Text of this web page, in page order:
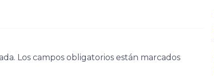
Los campos obligatorios están marcados